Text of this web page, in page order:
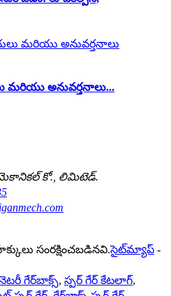
మరియు అనువర్తనాలు...
కో., లిమిటెడ్.
సంరక్షించబడినవి.సైట్‌మ్యాప్ -
గేర్‌బాక్స్, స్పర్ గేర్ కేటలాగ్,